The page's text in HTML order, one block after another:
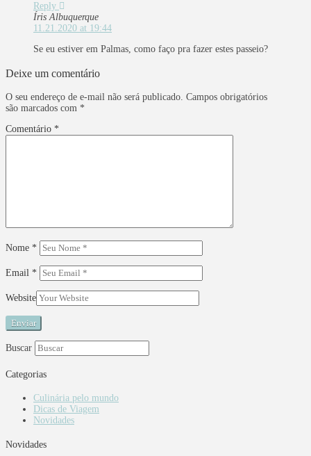
Reply
Íris Albuquerque
11.21.2020 at 19:44
Se eu estiver em Palmas, como faço pra fazer estes passeio?
Deixe um comentário
O seu endereço de e-mail não será publicado. Campos obrigatórios
são marcados com *
Comentário *
Nome *
Email *
Website
Buscar
Categorias
Culinária pelo mundo
Dicas de Viagem
Novidades
Novidades